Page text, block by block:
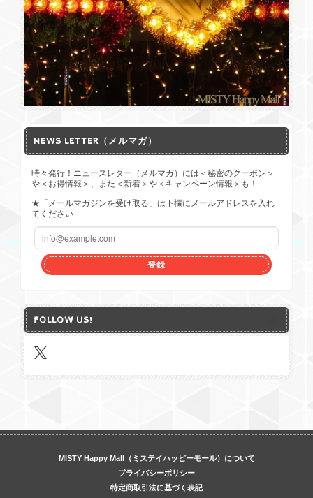
NEWS LETTER（メルマガ）
時々発行！ニュースレター（メルマガ）には＜秘密のクーポン＞
や＜お得情報＞、また＜新着＞や＜キャンペーン情報＞も！
★「メールマガジンを受け取る」は下欄にメールアドレスを入れ
てください
登録
FOLLOW US!
MISTY Happy Mall（ミステイハッピーモール）について
プライバシーポリシー
特定商取引法に基づく表記